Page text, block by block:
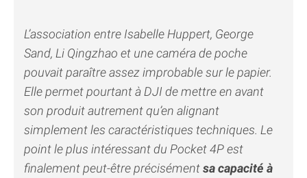
L’association entre Isabelle Huppert, George
Sand, Li Qingzhao et une caméra de poche
pouvait paraître assez improbable sur le papier.
Elle permet pourtant à DJI de mettre en avant
son produit autrement qu’en alignant
simplement les caractéristiques techniques. Le
point le plus intéressant du Pocket 4P est
finalement peut-être précisémentsa capacité à